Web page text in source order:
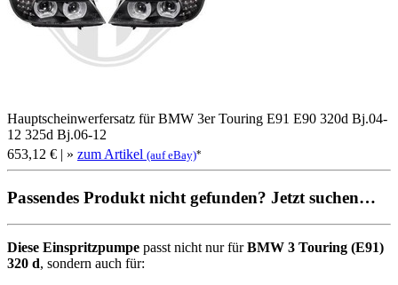
Hauptscheinwerfersatz für BMW 3er Touring E91 E90 320d Bj.04-
12 325d Bj.06-12
653,12 € | » zum Artikel (auf eBay)*
Passendes Produkt nicht gefunden? Jetzt suchen…
Diese Einspritzpumpe passt nicht nur fürBMW 3 Touring (E91)
320 d, sondern auch für: